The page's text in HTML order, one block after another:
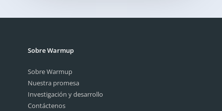
Sobre Warmup
Sobre Warmup
Nuestra promesa
Investigación y desarrollo
Contáctenos